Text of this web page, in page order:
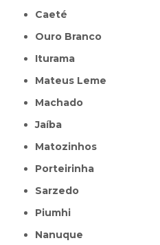
Caeté
Ouro Branco
Iturama
Mateus Leme
Machado
Jaíba
Matozinhos
Porteirinha
Sarzedo
Piumhi
Nanuque